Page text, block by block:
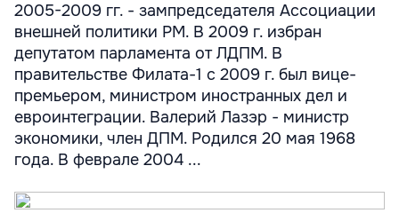
2005-2009 гг. - зампредседателя Ассоциации
внешней политики РМ. В 2009 г. избран
депутатом парламента от ЛДПМ. В
правительстве Филата-1 с 2009 г. был вице-
премьером, министром иностранных дел и
евроинтеграции. Валерий Лазэр - министр
экономики, член ДПМ. Родился 20 мая 1968
года. В феврале 2004 ...